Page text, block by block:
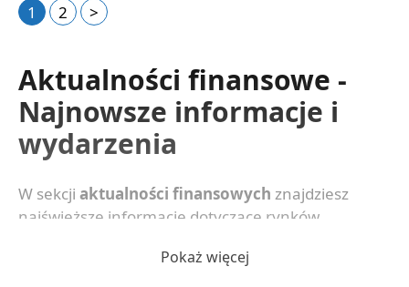
1 2 >
Aktualności finansowe -
Najnowsze informacje i
wydarzenia
W sekcji aktualności finansowych znajdziesz
najświeższe informacje dotyczące rynków,
branży finansowej. Śledź zmiany i bądź zawsze na
Pokaż więcej